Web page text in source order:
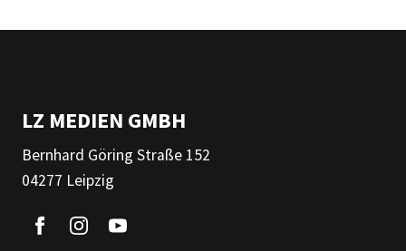
LZ MEDIEN GMBH
Bernhard Göring Straße 152
04277 Leipzig